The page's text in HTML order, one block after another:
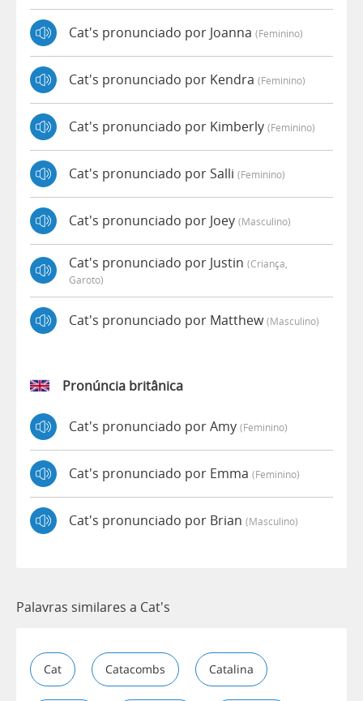
Cat's pronunciado por Joanna (feminino)
Cat's pronunciado por Kendra (feminino)
Cat's pronunciado por Kimberly (feminino)
Cat's pronunciado por Salli (feminino)
Cat's pronunciado por Joey (masculino)
Cat's pronunciado por Justin (criança,
Garoto)
Cat's pronunciado por Matthew(masculino)
Pronúncia britânica
Cat's pronunciado por Amy (feminino)
Cat's pronunciado por Emma (feminino)
Cat's pronunciado por Brian (masculino)
Palavras similares a Cat's
Cat Catacombs Catalina